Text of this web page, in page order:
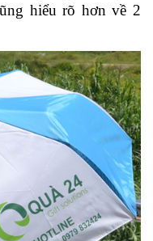
hiểu rõ hơn về 2